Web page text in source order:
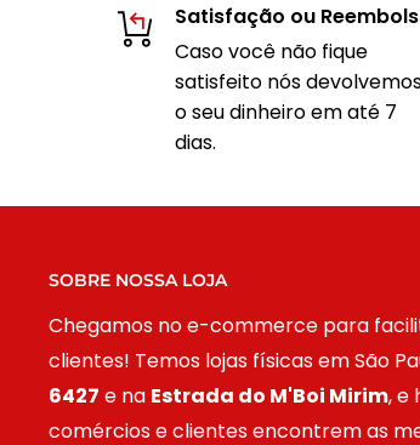
Satisfação ou
Caso você não fique
satisfeito nós
o seu dinheiro em até 7
dias.
SOBRE NOSSA LOJA
Chegamos no e-commerce para
clientes! Temos lojas físicas em São
6427 e na Estrada do M'Boi Mirim, e
comércios e clientes encontrem as